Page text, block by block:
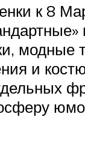
к 8
модные
и